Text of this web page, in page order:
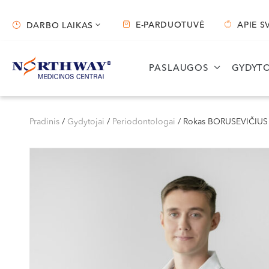
Darbo laikas
Vilnius
S. Žukausko g. 19
Darbo laikas:
Kaunas
Miško g. 25A
Darbo laikas:
VI 09:00 - 15:00
VII --
DARBO LAIKAS E-PARDUOTUVĖ APIE
PASLAUGOS
Pradinis / Gydytojai / Periodontologai / Rokas BORUSEVIČIUS